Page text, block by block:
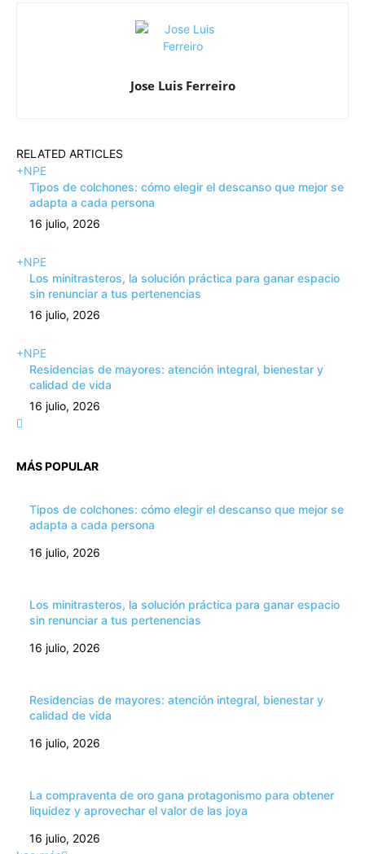
Jose Luis Ferreiro
RELATED ARTICLES
+NPE
Tipos de colchones: cómo elegir el descanso que mejor se
adapta a cada persona
16 julio, 2026
+NPE
Los minitrasteros, la solución práctica para ganar espacio
sin renunciar a tus pertenencias
16 julio, 2026
+NPE
Residencias de mayores: atención integral, bienestar y
calidad de vida
16 julio, 2026
MÁS POPULAR
Tipos de colchones: cómo elegir el descanso que mejor se
adapta a cada persona
16 julio, 2026
Los minitrasteros, la solución práctica para ganar espacio
sin renunciar a tus pertenencias
16 julio, 2026
Residencias de mayores: atención integral, bienestar y
calidad de vida
16 julio, 2026
La compraventa de oro gana protagonismo para obtener
liquidez y aprovechar el valor de las joya
16 julio, 2026